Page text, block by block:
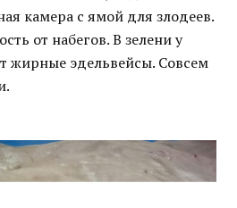
камера с ямой для злодеев.
от набегов. В зелени у
жирные эдельвейсы. Совсем